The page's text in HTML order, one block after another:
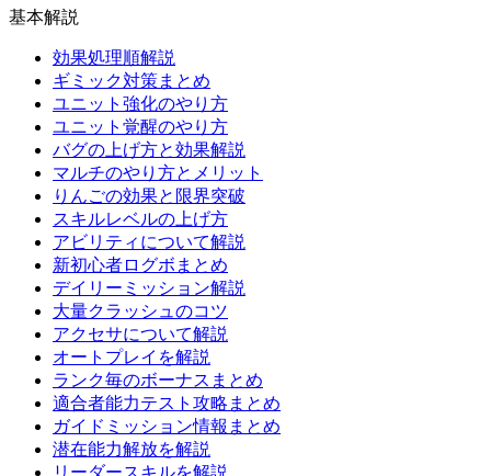
基本解説
効果処理順解説
ギミック対策まとめ
ユニット強化のやり方
ユニット覚醒のやり方
バグの上げ方と効果解説
マルチのやり方とメリット
りんごの効果と限界突破
スキルレベルの上げ方
アビリティについて解説
新初心者ログボまとめ
デイリーミッション解説
大量クラッシュのコツ
アクセサについて解説
オートプレイを解説
ランク毎のボーナスまとめ
適合者能力テスト攻略まとめ
ガイドミッション情報まとめ
潜在能力解放を解説
リーダースキルを解説